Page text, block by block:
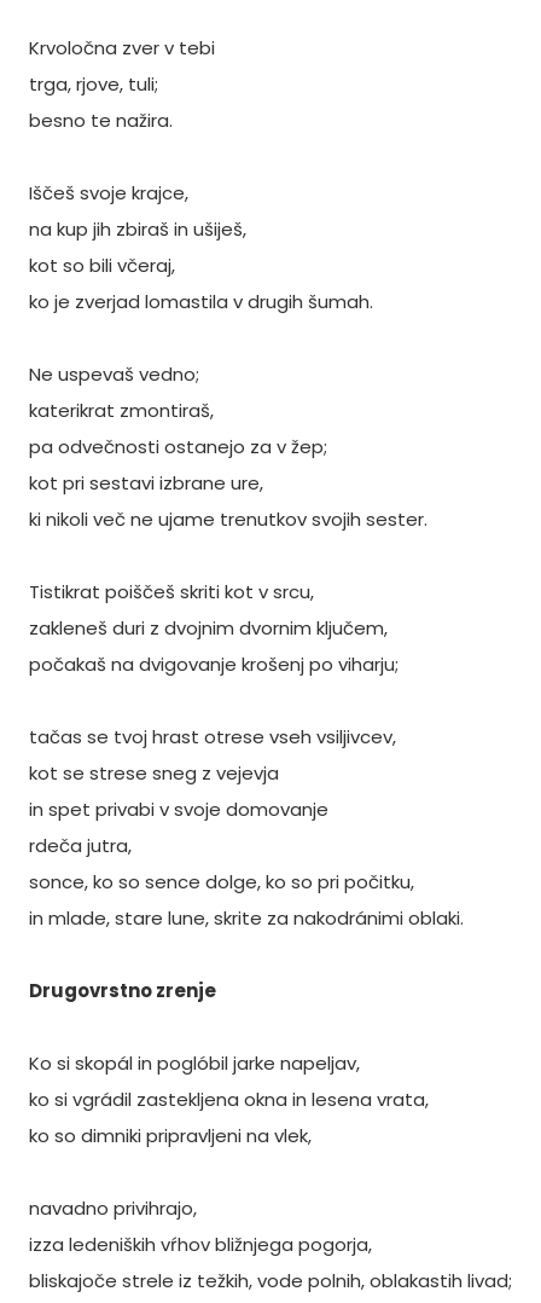
Krvoločna zver v tebi
trga, rjove, tuli;
besno te nažira.
Iščeš svoje krajce,
na kup jih zbiraš in ušiješ,
kot so bili včeraj,
ko je zverjad lomastila v drugih šumah.
Ne uspevaš vedno;
katerikrat zmontiraš,
pa odvečnosti ostanejo za v žep;
kot pri sestavi izbrane ure,
ki nikoli več ne ujame trenutkov svojih sester.
Tistikrat poiščeš skriti kot v srcu,
zakleneš duri z dvojnim dvornim ključem,
počakaš na dvigovanje krošenj po viharju;
tačas se tvoj hrast otrese vseh vsiljivcev,
kot se strese sneg z vejevja
in spet privabi v svoje domovanje
rdeča jutra,
sonce, ko so sence dolge, ko so pri počitku,
in mlade, stare lune, skrite za nakodránimi oblaki.
Drugovrstno zrenje
Ko si skopál in poglóbil jarke napeljav,
ko si vgrádil zastekljena okna in lesena vrata,
ko so dimniki pripravljeni na vlek,
navadno privihrajo,
izza ledeniških vŕhov bližnjega pogorja,
bliskajoče strele iz težkih, vode polnih, oblakastih livad;